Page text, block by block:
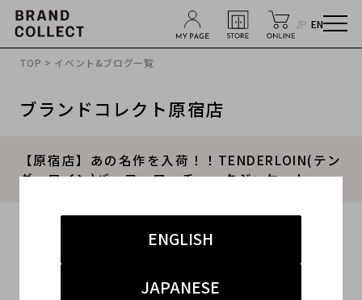
JP EN
ENGLISH
JAPANESE
TOP > イベント&ブログ一覧
ブランドコレクト原宿店
【原宿店】あの名作を入荷！！TENDERLOIN(テン
ダーロイン)バッファローチェックジャケット
#TENDERLOIN
#T-BUFFALO
#バッファロー